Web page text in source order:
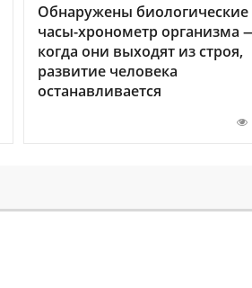
Обнаружены биологические
часы-хронометр организма
когда они выходят из строя,
развитие человека
останавливается